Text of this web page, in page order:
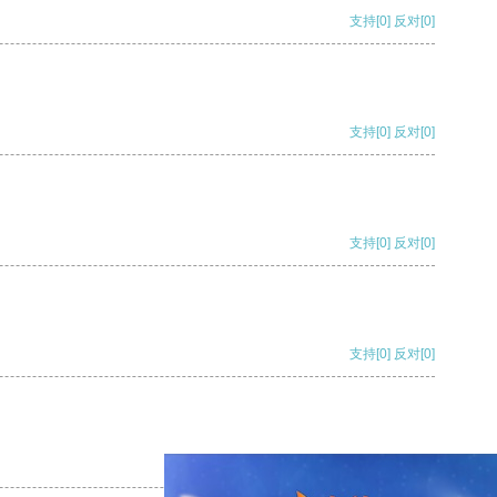
支持[0] 反对[0]
支持[0] 反对[0]
支持[0] 反对[0]
支持[0] 反对[0]